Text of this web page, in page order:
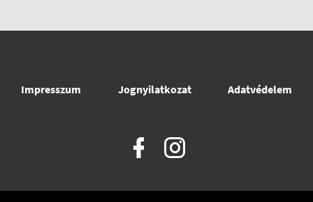
Impresszum Jognyilatkozat Adatvédelem